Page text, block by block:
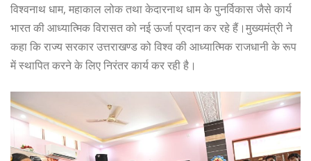
विश्वनाथ धाम, महाकाल लोक तथा केदारनाथ धाम के पुनर्विकास जैसे कार्य
भारत की आध्यात्मिक विरासत को नई ऊर्जा प्रदान कर रहे हैं।मुख्यमंत्री ने
कहा कि राज्य सरकार उत्तराखण्ड को विश्व की आध्यात्मिक राजधानी के रूप
में स्थापित करने के लिए निरंतर कार्य कर रही है।